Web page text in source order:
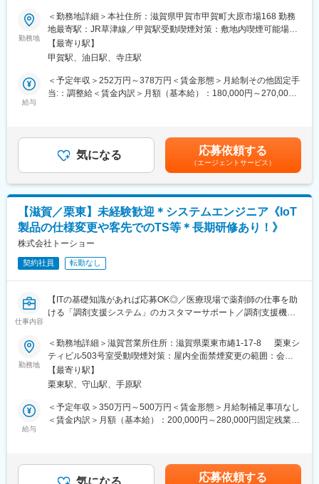
で未経験の方もご安心ください。
■職場環境：
部長（50代女性）、課長（50代男性）、一般社員（24年新卒女
※同フロアの財務部には、40代女性係長、ほか20～30代の男女計4
名が在籍しております。
地域の人々の健康維持・増進を図る“トータルヘルスケア”という視
点で60年にわたり事業の幅を広げ、現在は薬局、介護を加えた3
事業体制で事業を行っています。
また現在では8社のグループ企業を展開し、様々な価値の提供を行
っています。
変更の範囲：会社の定める業務
■職務内容：
・各部門：幹部候補募集
「すべてはみなさまの健康のために」をモットーにする、創業81
年OTC医薬品の製造メーカの募集です。
(1)製造部門：
(2)製造業務：
製造工場が医薬品をスムーズに生産出来るように、資材・原料の
■製品について：https://www.daisho-s.jp/
大昭製薬は、1943年創業のOTC医薬品メーカーです。咳止めや鼻
炎薬、ビタミン剤など幅広い製品を製造販売しています。原料か
ら出荷まで一貫した製造体制と、各工程での丁寧な品質チェック
が強みです。「すべてはみなさまの健康のために」をモットー
に、安全で高品質な医薬品を提供しています。
■当社について：
大昭製薬株式会社では、原料から混合・製剤・包装・発送までを
一貫して行っています。
認だけでなく、原薬受け入れ時、造粒後など製造工程の各所で品
質チェックを行い、最終製品が高品質となるよう、各工程の管理
を徹底し丁寧に製造しています。
勤務地
＜勤務地詳細＞本社住所：滋賀県甲賀市甲賀町大原市場168 勤務
地最寄駅：JR草津線／甲賀駅受動喫煙対策：敷地内喫煙可能場所
あり変更の範囲：会社の定める事業所
【最寄り駅】
甲賀駅、油日駅、寺庄駅
給与
＜予定年収＞252万円～378万円＜賃金形態＞月給制その他固定手
当:：調整給＜賃金内訳＞月額（基本給）：180,000円～270,000
■賞与：・あり(前年実績あり) ・年2回(前年実績) ・賞与月数計
1.00ヶ月分(前年実績) 賃金はあくまでも目安の金額であり、選考
を通じて上下する可能性があります。月給(月額)は固定手当を含め
た表記です。
気になる 応募依頼する
（エージェントサービス）
【滋賀／栗東】未経験歓迎＊システムエンジニア《IoT
製品の仕様変更や客先でのTS等＊長期研修あり！》
株式会社トーショー
契約社員 転勤なし
仕事内容
【ITの基礎知識があれば応募OK◎／医療現場で薬剤師の仕事を助
ける「調剤支援システム」のカスタマーサポート／調剤支援機
【はじめに】
当ポジションは自社販売している大型IoT製品や薬剤システムの運
用～保守を担うシステムエンジニア職となっております。未経験
からチャレンジできる事に加えて、メーカー直雇用という貴重な
求人となっております。IT領域へキャリアチェンジされたい方歓
迎しております！
るため、社内でのデスクワークが6割、お客様先での業務が4割ほ
どとなります。また、外部のITベンダーとの打ち合わせ等もある
勤務地
＜勤務地詳細＞滋賀営業所住所：滋賀県栗東市綣1-17-8 栗東シ
ティビル503号室受動喫煙対策：屋内全面禁煙変更の範囲：会社
の定める事業所（リモートワーク含む）
【最寄り駅】
栗東駅、守山駅、手原駅
給与
＜予定年収＞350万円～500万円＜賃金形態＞月給制補足事項なし
＜賃金内訳＞月額（基本給）：200,000円～280,000円固定残業手
＞※給与詳細は、年齢・スキルを考慮し決定します。■昇給：年1
気になる 応募依頼する